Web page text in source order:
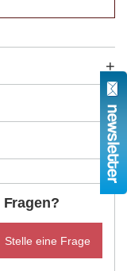
Fragen?
Stelle eine Frage